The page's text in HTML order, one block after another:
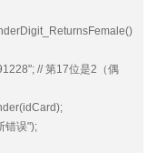
// 第17位是2（偶
错误");